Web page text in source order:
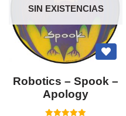
SIN EXISTENCIAS
Robotics – Spook –
Apology